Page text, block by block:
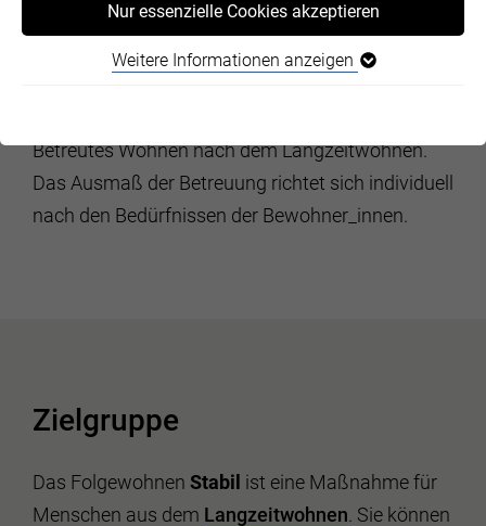
Nur essenzielle Cookies akzeptieren
Weitere Informationen anzeigen
Betreutes Wohnen nach dem Langzeitwohnen.
Das Ausmaß der Betreuung richtet sich individuell
nach den Bedürfnissen der Bewohner_innen.
Zielgruppe
Das Folgewohnen Stabil ist eine Maßnahme für
Menschen aus dem Langzeitwohnen . Sie können